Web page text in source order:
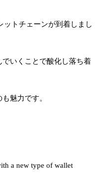
ットチェーンが到着しまし
いくことで酸化し落ち着
魅力です。
a new type of wallet